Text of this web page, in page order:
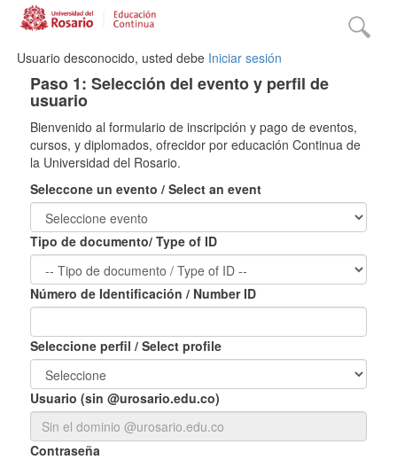
Usuario desconocido, usted debe Iniciar sesión
Paso 1: Selección del evento y perfil de
usuario
Bienvenido al formulario de inscripción y pago de eventos,
cursos, y diplomados, ofrecidor por educación Continua de
la Universidad del Rosario.
Seleccone un evento / Select an event
Tipo de documento/ Type of ID
Número de Identificación / Number ID
Seleccione perfil / Select profile
Usuario (sin @urosario.edu.co)
Contraseña